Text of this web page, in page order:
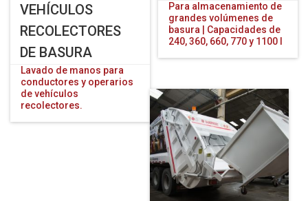
VEHÍCULOS
RECOLECTORES
DE BASURA
Lavado de manos para
conductores y operarios
de vehículos
recolectores.
Para almacenamiento de
grandes volúmenes de
basura | Capacidades de
240, 360, 660, 770 y 1100 l